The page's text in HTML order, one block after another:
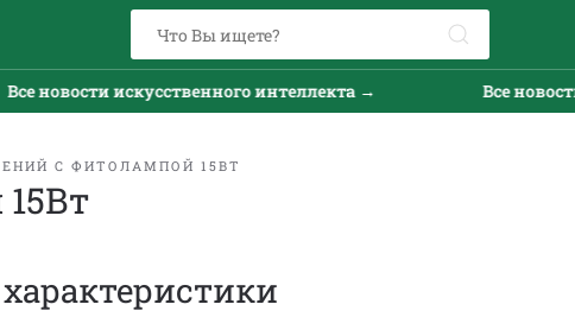
новости искусственного интеллекта → Все
С ФИТОЛАМПОЙ 15ВТ